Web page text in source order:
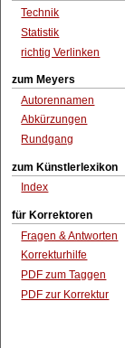
Technik
Statistik
richtig Verlinken
zum Meyers
Autorennamen
Abkürzungen
Rundgang
zum Künstlerlexikon
Index
für Korrektoren
Fragen & Antworten
Korrekturhilfe
PDF zum Taggen
PDF zur Korrektur